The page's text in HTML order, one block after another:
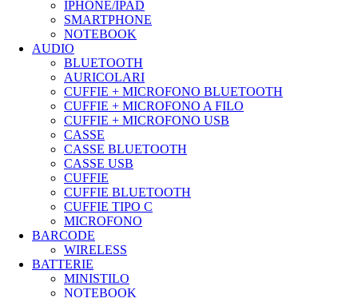
IPHONE/IPAD
SMARTPHONE
NOTEBOOK
AUDIO
BLUETOOTH
AURICOLARI
CUFFIE + MICROFONO BLUETOOTH
CUFFIE + MICROFONO A FILO
CUFFIE + MICROFONO USB
CASSE
CASSE BLUETOOTH
CASSE USB
CUFFIE
CUFFIE BLUETOOTH
CUFFIE TIPO C
MICROFONO
BARCODE
WIRELESS
BATTERIE
MINISTILO
NOTEBOOK